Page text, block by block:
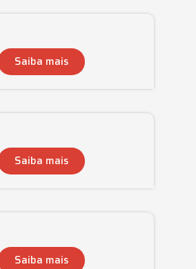
Saiba mais
Saiba mais
Saiba mais